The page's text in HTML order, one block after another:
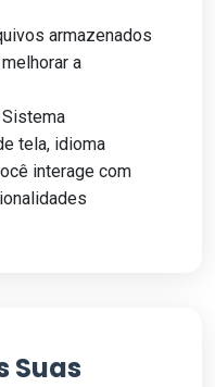
armazenados
a
Sistema
tela, idioma
interage com
Suas